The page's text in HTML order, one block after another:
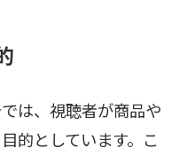
は、視聴者が商品や
的としています。こ